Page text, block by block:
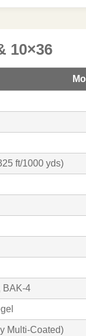
10×36
ft/1000 yds)
BAK-4
Multi-Coated)